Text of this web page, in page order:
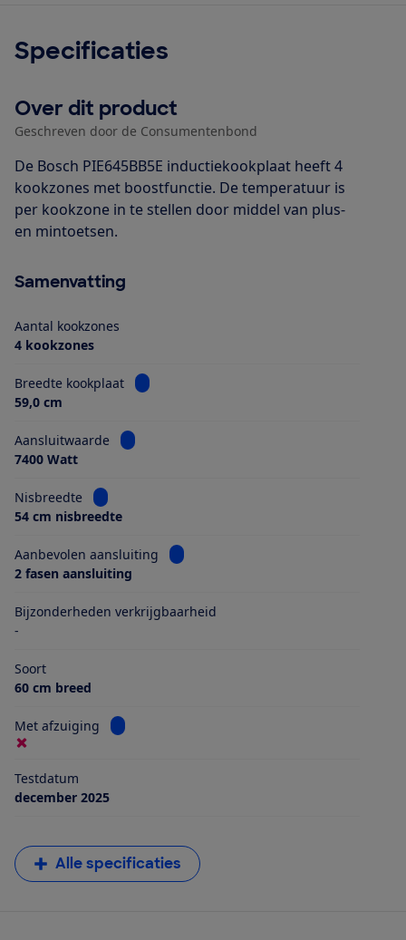
Specificaties
Over dit product
Geschreven door de Consumentenbond
De Bosch PIE645BB5E inductiekookplaat heeft 4
kookzones met boostfunctie. De temperatuur is
per kookzone in te stellen door middel van plus-
en mintoetsen.
Samenvatting
Aantal kookzones
4 kookzones
Breedte kookplaat
Bekijk informatie voor Breedte kookplaat
59,0 cm
Aansluitwaarde
Bekijk informatie voor Aansluitwaarde
7400 Watt
Nisbreedte
Bekijk informatie voor Nisbreedte
54 cm nisbreedte
Aanbevolen aansluiting
Bekijk informatie voor Aanbevolen
2 fasen aansluiting
Bijzonderheden verkrijgbaarheid
-
Soort
60 cm breed
Met afzuiging Bekijk informatie voor Met afzuiging
Testdatum
december 2025
Alle specificaties